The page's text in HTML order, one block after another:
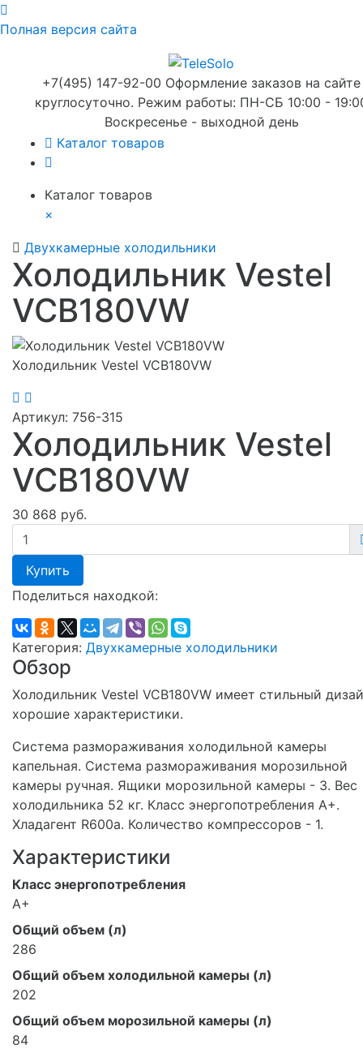
Полная версия сайта
+7(495) 147-92-00 Оформление заказов на сайте
круглосуточно. Режим работы: ПН-СБ 10:00 -
Воскресенье - выходной день
Каталог товаров
Каталог товаров
×
Двухкамерные холодильники
Холодильник Vestel
VCB180VW
Холодильник Vestel VCB180VW
Артикул: 756-315
Холодильник Vestel
VCB180VW
30 868 руб.
Купить
Поделиться находкой:
Категория: Двухкамерные холодильники
Обзор
Холодильник Vestel VCB180VW имеет стильный
хорошие характеристики.
Система размораживания холодильной камеры
капельная. Система размораживания морозильной
камеры ручная. Ящики морозильной камеры - 3. Вес
холодильника 52 кг. Класс энергопотребления A+.
Хладагент R600a. Количество компрессоров - 1.
Характеристики
Класс энергопотребления
A+
Общий объем (л)
286
Общий объем холодильной камеры (л)
202
Общий объем морозильной камеры (л)
84